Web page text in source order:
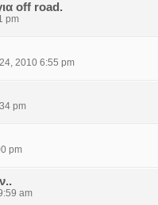
off road.
pm
2010 6:55 pm
pm
pm
am